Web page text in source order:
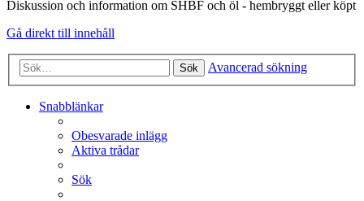
Diskussion och information om SHBF och öl - hembryggt eller köpt
Gå direkt till innehåll
Sök Avancerad sökning
Snabblänkar
Obesvarade inlägg
Aktiva trådar
Sök